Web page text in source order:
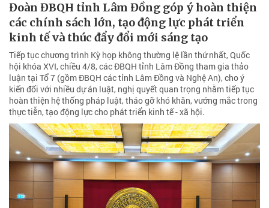
Đoàn ĐBQH tỉnh Lâm Đồng góp ý hoàn thiện
các chính sách lớn, tạo động lực phát triển
kinh tế và thúc đẩy đổi mới sáng tạo
Tiếp tục chương trình Kỳ họp không thường lệ lần thứ nhất, Quốc
hội khóa XVI, chiều 4/8, các ĐBQH tỉnh Lâm Đồng tham gia thảo
luận tại Tổ 7 (gồm ĐBQH các tỉnh Lâm Đồng và Nghệ An), cho ý
kiến đối với nhiều dự án luật, nghị quyết quan trọng nhằm tiếp tục
hoàn thiện hệ thống pháp luật, tháo gỡ khó khăn, vướng mắc trong
thực tiễn, tạo động lực cho phát triển kinh tế - xã hội.